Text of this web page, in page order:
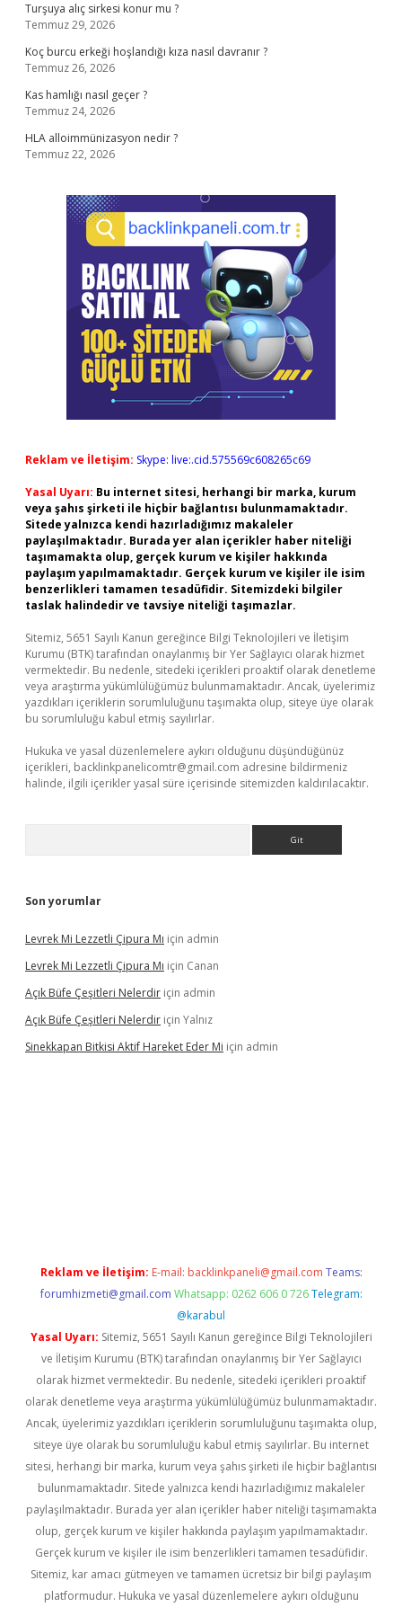
Turşuya alıç sirkesi konur mu ?
Temmuz 29, 2026
Koç burcu erkeği hoşlandığı kıza nasıl davranır ?
Temmuz 26, 2026
Kas hamlığı nasıl geçer ?
Temmuz 24, 2026
HLA alloimmünizasyon nedir ?
Temmuz 22, 2026
Reklam ve İletişim: Skype: live:.cid.575569c608265c69
Yasal Uyarı: Bu internet sitesi, herhangi bir marka, kurum
veya şahıs şirketi ile hiçbir bağlantısı bulunmamaktadır.
Sitede yalnızca kendi hazırladığımız makaleler
paylaşılmaktadır. Burada yer alan içerikler haber niteliği
taşımamakta olup, gerçek kurum ve kişiler hakkında
paylaşım yapılmamaktadır. Gerçek kurum ve kişiler ile isim
benzerlikleri tamamen tesadüfidir. Sitemizdeki bilgiler
taslak halindedir ve tavsiye niteliği taşımazlar.
Sitemiz, 5651 Sayılı Kanun gereğince Bilgi Teknolojileri ve İletişim
Kurumu (BTK) tarafından onaylanmış bir Yer Sağlayıcı olarak hizmet
vermektedir. Bu nedenle, sitedeki içerikleri proaktif olarak denetleme
veya araştırma yükümlülüğümüz bulunmamaktadır. Ancak, üyelerimiz
yazdıkları içeriklerin sorumluluğunu taşımakta olup, siteye üye olarak
bu sorumluluğu kabul etmiş sayılırlar.
Hukuka ve yasal düzenlemelere aykırı olduğunu düşündüğünüz
içerikleri, backlinkpanelicomtr@gmail.com adresine bildirmeniz
halinde, ilgili içerikler yasal süre içerisinde sitemizden kaldırılacaktır.
Son yorumlar
Levrek Mi Lezzetli Çipura Mı için admin
Levrek Mi Lezzetli Çipura Mı için Canan
Açık Büfe Çeşitleri Nelerdir için admin
Açık Büfe Çeşitleri Nelerdir için Yalnız
Sinekkapan Bitkisi Aktif Hareket Eder Mi için admin
Reklam ve İletişim: E-mail: backlinkpaneli@gmail.com Teams:
forumhizmeti@gmail.com Whatsapp: 0262 606 0 726 Telegram:
@karabul
Yasal Uyarı: Sitemiz, 5651 Sayılı Kanun gereğince Bilgi Teknolojileri
ve İletişim Kurumu (BTK) tarafından onaylanmış bir Yer Sağlayıcı
olarak hizmet vermektedir. Bu nedenle, sitedeki içerikleri proaktif
olarak denetleme veya araştırma yükümlülüğümüz bulunmamaktadır.
Ancak, üyelerimiz yazdıkları içeriklerin sorumluluğunu taşımakta olup,
siteye üye olarak bu sorumluluğu kabul etmiş sayılırlar. Bu internet
sitesi, herhangi bir marka, kurum veya şahıs şirketi ile hiçbir bağlantısı
bulunmamaktadır. Sitede yalnızca kendi hazırladığımız makaleler
paylaşılmaktadır. Burada yer alan içerikler haber niteliği taşımamakta
olup, gerçek kurum ve kişiler hakkında paylaşım yapılmamaktadır.
Gerçek kurum ve kişiler ile isim benzerlikleri tamamen tesadüfidir.
Sitemiz, kar amacı gütmeyen ve tamamen ücretsiz bir bilgi paylaşım
platformudur. Hukuka ve yasal düzenlemelere aykırı olduğunu